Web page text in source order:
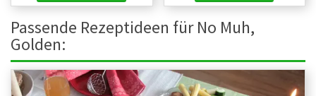
Passende Rezeptideen für No Muh,
Golden: